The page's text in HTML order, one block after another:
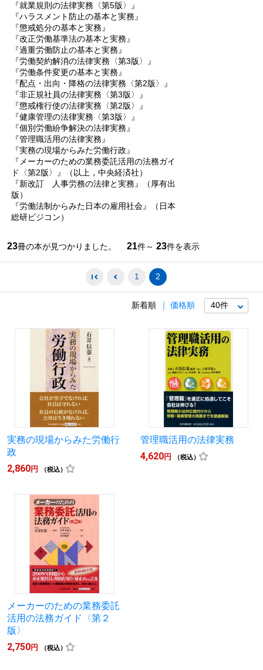
『就業規則の法律実務〈第5版〉』
『ハラスメント防止の基本と実務』
『懲戒処分の基本と実務』
『改正労働基準法の基本と実務』
『過重労働防止の基本と実務』
『労働契約解消の法律実務〈第3版〉』
『労働条件変更の基本と実務』
『配点・出向・降格の法律実務〈第2版〉』
『非正規社員の法律実務〈第3版〉』
『懲戒権行使の法律実務〈第2版〉』
『健康管理の法律実務〈第3版〉』
『個別労働紛争解決の法律実務』
『管理職活用の法律実務』
『実務の現場からみた労働行政』
『メーカーのための業務委託活用の法務ガイ
ド〈第2版〉』（以上，中央経済社）
『新改訂 人事労務の法律と実務』（厚有出
版）
『労働法制からみた日本の雇用社会』（日本
総研ビジコン）
23冊の本が見つかりました。 21件～ 23件を表示
1 2
新着順 価格順
実務の現場からみた労働行
政
2,860円 （税込）
管理職活用の法律実務
4,620円 （税込）
メーカーのための業務委託
活用の法務ガイド〈第２
版〉
2,750円 （税込）